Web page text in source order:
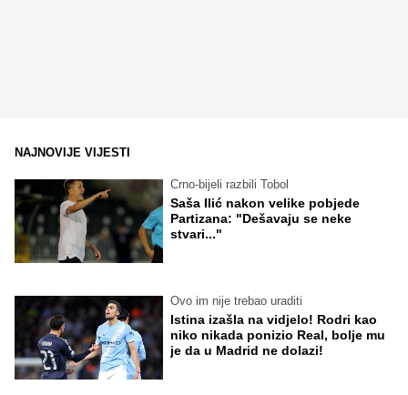
NAJNOVIJE VIJESTI
Crno-bijeli razbili Tobol
Saša Ilić nakon velike pobjede
Partizana: "Dešavaju se neke
stvari..."
Ovo im nije trebao uraditi
Istina izašla na vidjelo! Rodri kao
niko nikada ponizio Real, bolje mu
je da u Madrid ne dolazi!